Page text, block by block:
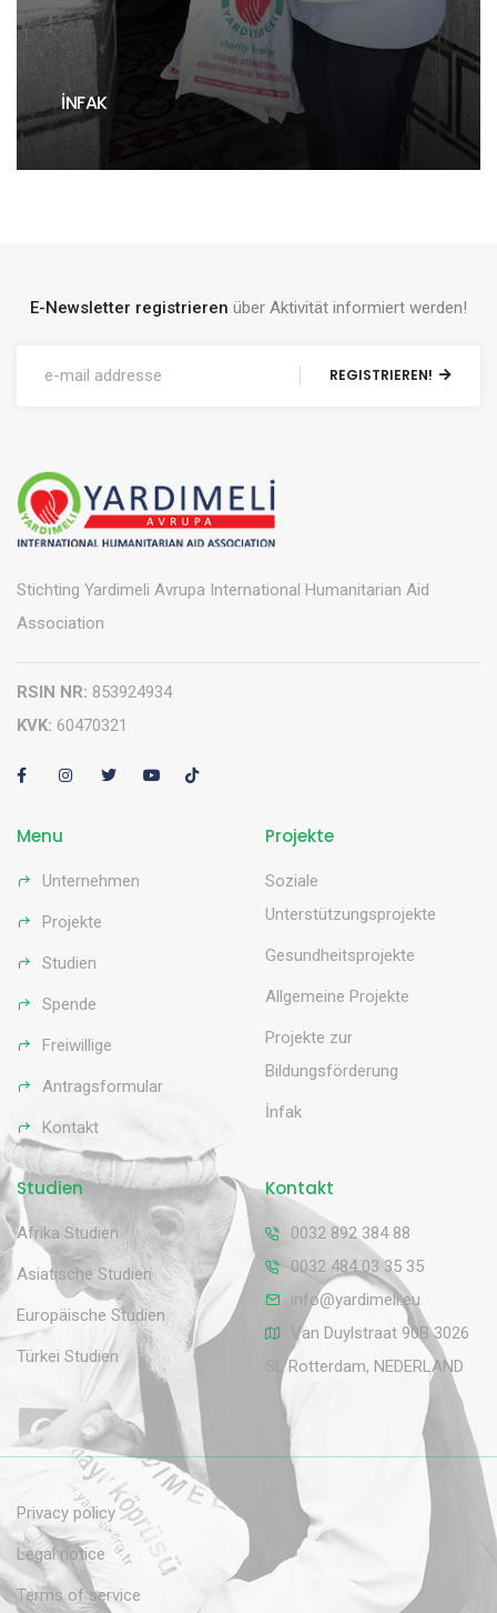
İNFAK
E-Newsletter registrieren über Aktivität informiert werden!
REGISTRIEREN!
Stichting Yardimeli Avrupa International Humanitarian Aid
Association
RSIN NR: 853924934
KVK: 60470321
Menu
Unternehmen
Projekte
Studien
Spende
Freiwillige
Antragsformular
Kontakt
Projekte
Soziale
Unterstützungsprojekte
Gesundheitsprojekte
Allgemeine Projekte
Projekte zur
Bildungsförderung
İnfak
Studien
Afrika Studien
Asiatische Studien
Europäische Studien
Türkei Studien
Kontakt
0032 892 384 88
0032 484 03 35 35
info@yardimeli.eu
Van Duylstraat 90B 3026
SL Rotterdam, NEDERLAND
Privacy policy
Legal notice
Terms of service